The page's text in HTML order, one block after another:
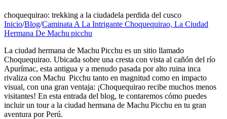
choquequirao: trekking a la ciudadela perdida del cusco
Inicio/Blog/Caminata A La Intrigante Choquequirao, La Ciudad
Hermana De Machu picchu
La ciudad hermana de Machu Picchu es un sitio llamado
Choquequirao. Ubicada sobre una cresta con vista al cañón del río
Apurímac, esta antigua y a menudo pasada por alto ruina inca
rivaliza con Machu Picchu tanto en magnitud como en impacto
visual, con una gran ventaja: ¡Choquequirao recibe muchos menos
visitantes! En esta entrada del blog, te contaremos cómo puedes
incluir un tour a la ciudad hermana de Machu Picchu en tu gran
aventura por Perú.